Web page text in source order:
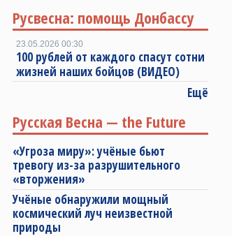
Русвесна: помощь Донбассу
23.05.2026 00:30
100 рублей от каждого спасут сотни
жизней наших бойцов (ВИДЕО)
Ещё
Русская Весна — the Future
«Угроза миру»: учёные бьют
тревогу из-за разрушительного
«вторжения»
Учёные обнаружили мощный
космический луч неизвестной
природы